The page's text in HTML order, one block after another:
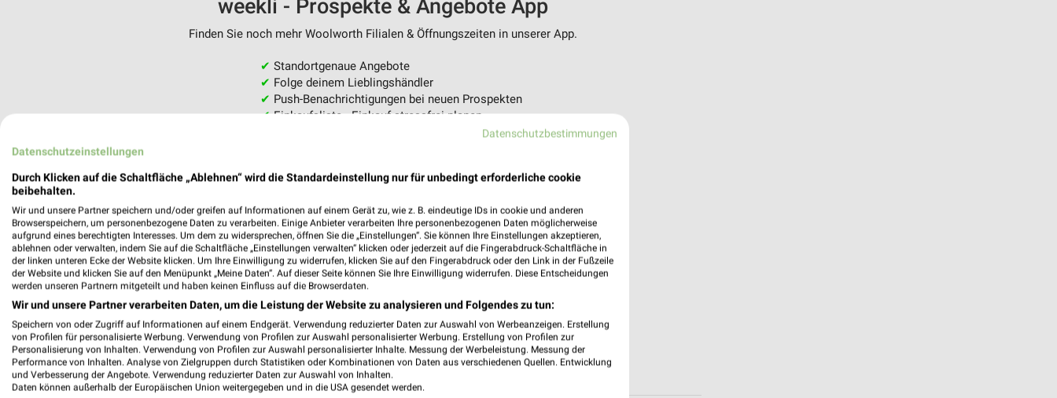
weekli - Prospekte & Angebote App
Finden Sie noch mehr Woolworth Filialen & Öffnungszeiten in unserer App.
✔ Standortgenaue Angebote
✔ Folge deinem Lieblingshändler
✔ Push-Benachrichtigungen bei neuen Prospekten
✔Einkaufsliste - Einkauf stressfrei planen
Datenschutzbestimmungen
Datenschutzeinstellungen
Durch Klicken auf die Schaltfläche „Ablehnen“ wird die Standardeinstellung nur für unbedingt erforderliche cookie
beibehalten.
Wir und unsere Partner speichern und/oder greifen auf Informationen auf einem Gerät zu, wie z. B. eindeutige IDs in cookie und anderen
Browserspeichern, um personenbezogene Daten zu verarbeiten. Einige Anbieter verarbeiten Ihre personenbezogenen Daten möglicherweise
aufgrund eines berechtigten Interesses. Um dem zu widersprechen, öffnen Sie die „Einstellungen“. Sie können Ihre Einstellungen akzeptieren,
ablehnen oder verwalten, indem Sie auf die Schaltfläche „Einstellungen verwalten“ klicken oder jederzeit auf die Fingerabdruck-Schaltfläche in
der linken unteren Ecke der Website klicken. Um Ihre Einwilligung zu widerrufen, klicken Sie auf den Fingerabdruck oder den Link in der Fußzeile
der Website und klicken Sie auf den Menüpunkt „Meine Daten“. Auf dieser Seite können Sie Ihre Einwilligung widerrufen. Diese Entscheidungen
werden unseren Partnern mitgeteilt und haben keinen Einfluss auf die Browserdaten.
Wir und unsere Partner verarbeiten Daten, um die Leistung der Website zu analysieren und Folgendes zu tun:
Speichern von oder Zugriff auf Informationen auf einem Endgerät. Verwendung reduzierter Daten zur Auswahl von Werbeanzeigen. Erstellung
von Profilen für personalisierte Werbung. Verwendung von Profilen zur Auswahl personalisierter Werbung. Erstellung von Profilen zur
Personalisierung von Inhalten. Verwendung von Profilen zur Auswahl personalisierter Inhalte. Messung der Werbeleistung. Messung der
Performance von Inhalten. Analyse von Zielgruppen durch Statistiken oder Kombinationen von Daten aus verschiedenen Quellen. Entwicklung
und Verbesserung der Angebote. Verwendung reduzierter Daten zur Auswahl von Inhalten.
Daten können außerhalb der Europäischen Union weitergegeben und in die USA gesendet werden.